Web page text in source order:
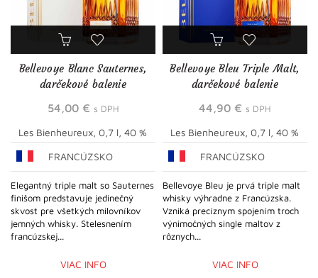
Bellevoye Blanc Sauternes,
darčekové balenie
54,00 € s DPH
Les Bienheureux, 0,7 l, 40 %
FRANCÚZSKO
Elegantný triple malt so Sauternes
finišom predstavuje jedinečný
skvost pre všetkých milovníkov
jemných whisky. Stelesnením
francúzskej...
VIAC INFO
Bellevoye Bleu Triple Malt,
darčekové balenie
44,90 € s DPH
Les Bienheureux, 0,7 l, 40 %
FRANCÚZSKO
Bellevoye Bleu je prvá triple malt
whisky výhradne z Francúzska.
Vzniká precíznym spojením troch
výnimočných single maltov z
rôznych...
VIAC INFO